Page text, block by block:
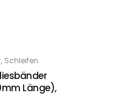
, Schleifen
Länge),